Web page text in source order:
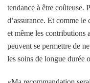
tendance à être coûteuse.
d’assurance. Et comme
et même les contributions
peuvent se permettre de
les soins de longue durée